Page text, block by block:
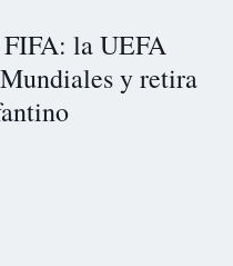
la UEFA
y retira